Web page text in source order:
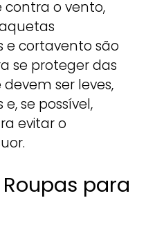
contra o vento,
e cortavento são
se proteger das
ser leves,
se possível,
evitar o
para